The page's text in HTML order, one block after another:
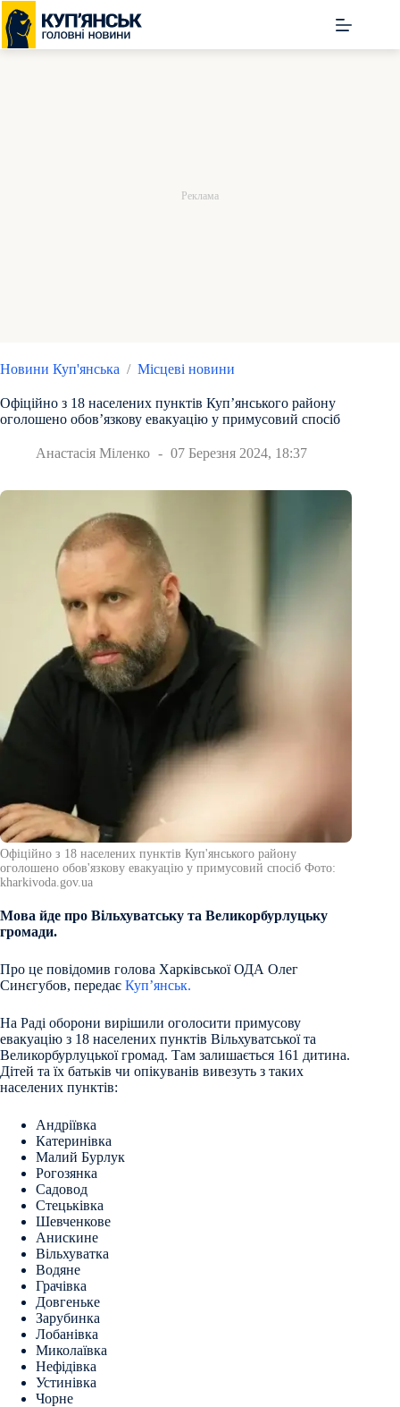
Перейти
до
вмісту
Новини Куп'янська / Місцеві новини
Офіційно з 18 населених пунктів Куп’янського району
оголошено обов’язкову евакуацію у примусовий спосіб
Анастасія Міленко 07 Березня 2024, 18:37
Офіційно з 18 населених пунктів Куп'янського району
оголошено обов'язкову евакуацію у примусовий спосіб Фото:
kharkivoda.gov.ua
Мова йде про Вільхуватську та Великорбурлуцьку
громади.
Про це повідомив голова Харківської ОДА Олег
Синєгубов, передає Куп’янськ.
На Раді оборони вирішили оголосити примусову
евакуацію з 18 населених пунктів Вільхуватської та
Великорбурлуцької громад. Там залишається 161 дитина.
Дітей та їх батьків чи опікуванів вивезуть з таких
населених пунктів:
Андріївка
Катеринівка
Малий Бурлук
Рогозянка
Садовод
Стецьківка
Шевченкове
Анискине
Вільхуватка
Водяне
Грачівка
Довгеньке
Зарубинка
Лобанівка
Миколаївка
Нефідівка
Устинівка
Чорне